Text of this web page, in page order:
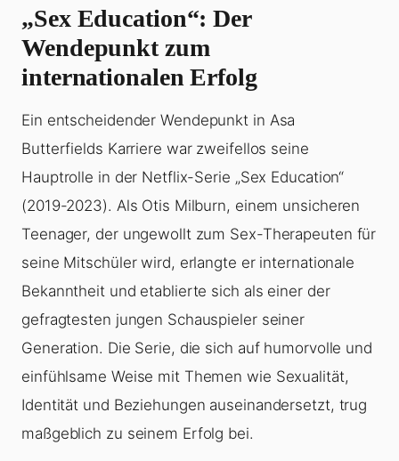
„Sex Education“: Der
Wendepunkt zum
internationalen Erfolg
Ein entscheidender Wendepunkt in Asa
Butterfields Karriere war zweifellos seine
Hauptrolle in der Netflix-Serie „Sex Education“
(2019-2023). Als Otis Milburn, einem unsicheren
Teenager, der ungewollt zum Sex-Therapeuten für
seine Mitschüler wird, erlangte er internationale
Bekanntheit und etablierte sich als einer der
gefragtesten jungen Schauspieler seiner
Generation. Die Serie, die sich auf humorvolle und
einfühlsame Weise mit Themen wie Sexualität,
Identität und Beziehungen auseinandersetzt, trug
maßgeblich zu seinem Erfolg bei.